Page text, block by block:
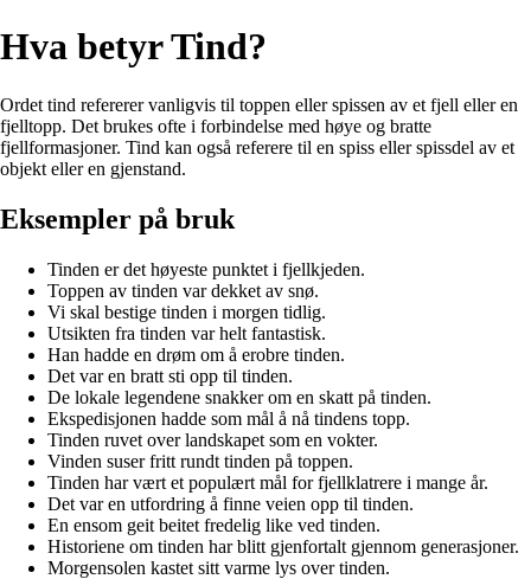
Hva betyr Tind?
Ordet tind refererer vanligvis til toppen eller spissen av et fjell eller en
fjelltopp. Det brukes ofte i forbindelse med høye og bratte
fjellformasjoner. Tind kan også referere til en spiss eller spissdel av et
objekt eller en gjenstand.
Eksempler på bruk
Tinden er det høyeste punktet i fjellkjeden.
Toppen av tinden var dekket av snø.
Vi skal bestige tinden i morgen tidlig.
Utsikten fra tinden var helt fantastisk.
Han hadde en drøm om å erobre tinden.
Det var en bratt sti opp til tinden.
De lokale legendene snakker om en skatt på tinden.
Ekspedisjonen hadde som mål å nå tindens topp.
Tinden ruvet over landskapet som en vokter.
Vinden suser fritt rundt tinden på toppen.
Tinden har vært et populært mål for fjellklatrere i mange år.
Det var en utfordring å finne veien opp til tinden.
En ensom geit beitet fredelig like ved tinden.
Historiene om tinden har blitt gjenfortalt gjennom generasjoner.
Morgensolen kastet sitt varme lys over tinden.